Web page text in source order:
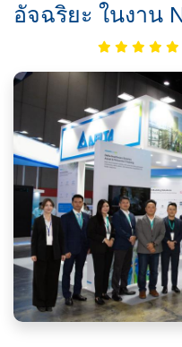
อัจฉริยะ ในงาน